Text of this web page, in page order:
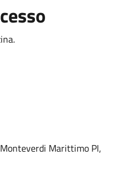
Marittimo PI,